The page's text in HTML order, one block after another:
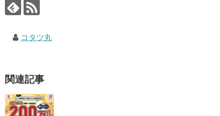
コタツ丸
関連記事